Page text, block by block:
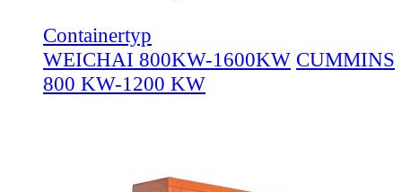
Containertyp
WEICHAI 800KW-1600KW CUMMINS
800 KW-1200 KW